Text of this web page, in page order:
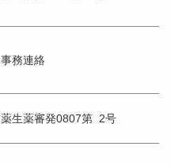
事務連絡
薬生薬審発0807第 2号